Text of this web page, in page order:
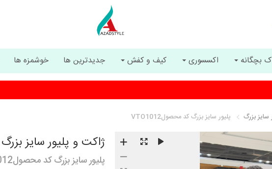
بچگانه اکسسوری کیف و کفش جدیدترین ها خوشمزه ها
سایز بزرگ پلیور سایز بزرگ کد محصولVTO1012
ژاکت و پلیور سایز بزرگ
پلیور سایز بزرگ کد محصولVTO1012